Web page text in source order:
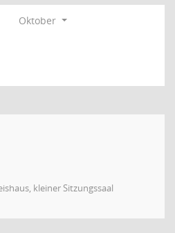
Oktober
kleiner Sitzungssaal